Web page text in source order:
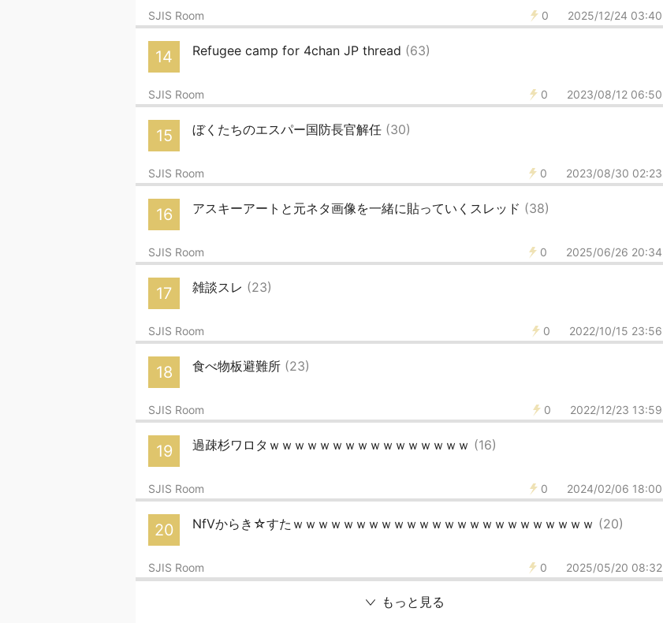
0 2025/12/24 03:40
SJIS Room
14 Refugee camp for 4chan JP thread (63)
0 2023/08/12 06:50
SJIS Room
15 ぼくたちのエスパー国防長官解任 (30)
0 2023/08/30 02:23
SJIS Room
16 アスキーアートと元ネタ画像を一緒に貼っていくスレッド (38)
0 2025/06/26 20:34
SJIS Room
17 雑談スレ (23)
0 2022/10/15 23:56
SJIS Room
18 食べ物板避難所 (23)
0 2022/12/23 13:59
SJIS Room
19 過疎杉ワロタｗｗｗｗｗｗｗｗｗｗｗｗｗｗｗｗ (16)
0 2024/02/06 18:00
SJIS Room
20 NfVからき☆すたｗｗｗｗｗｗｗｗｗｗｗｗｗｗｗｗｗｗｗｗｗｗｗｗ (20)
0 2025/05/20 08:32
SJIS Room
もっと見る